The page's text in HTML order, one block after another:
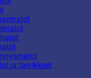
ja tarvikkeet